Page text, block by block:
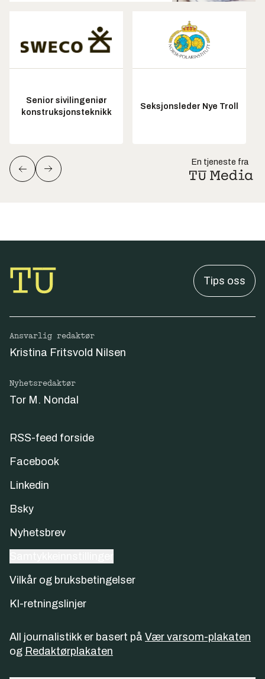
Senior sivilingeniør
konstruksjonsteknikk
Seksjonsleder Nye Troll
En tjeneste fra
Tips oss
Ansvarlig redaktør
Kristina Fritsvold Nilsen
Nyhetsredaktør
Tor M. Nondal
RSS-feed forside
Facebook
Linkedin
Bsky
Nyhetsbrev
Vilkår og bruksbetingelser
KI-retningslinjer
All journalistikk er basert på Vær varsom-plakaten
og Redaktørplakaten